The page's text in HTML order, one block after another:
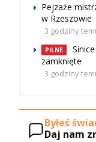
Pejzaże
w Rzeszowie
3 godziny
PILNE
zamknięte
3 godziny
Byłeś
Daj nam